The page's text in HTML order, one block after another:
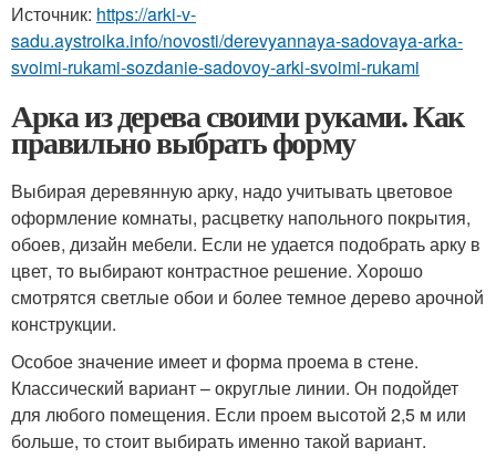
Источник: https://arki-v-
sadu.aystroika.info/novosti/derevyannaya-sadovaya-arka-
svoimi-rukami-sozdanie-sadovoy-arki-svoimi-rukami
Арка из дерева своими руками. Как
правильно выбрать форму
Выбирая деревянную арку, надо учитывать цветовое
оформление комнаты, расцветку напольного покрытия,
обоев, дизайн мебели. Если не удается подобрать арку в
цвет, то выбирают контрастное решение. Хорошо
смотрятся светлые обои и более темное дерево арочной
конструкции.
Особое значение имеет и форма проема в стене.
Классический вариант – округлые линии. Он подойдет
для любого помещения. Если проем высотой 2,5 м или
больше, то стоит выбирать именно такой вариант.